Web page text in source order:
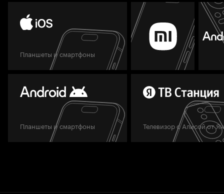
Планшеты и смартфоны
Планшеты и смартфоны Телевизор с Алисой от